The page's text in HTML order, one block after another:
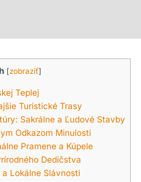
[zobraziť]
Teplej
Turistické Trasy
Sakrálne a Ľudové Stavby
Odkazom Minulosti
Pramene a Kúpele
Dedičstva
Lokálne Slávnosti